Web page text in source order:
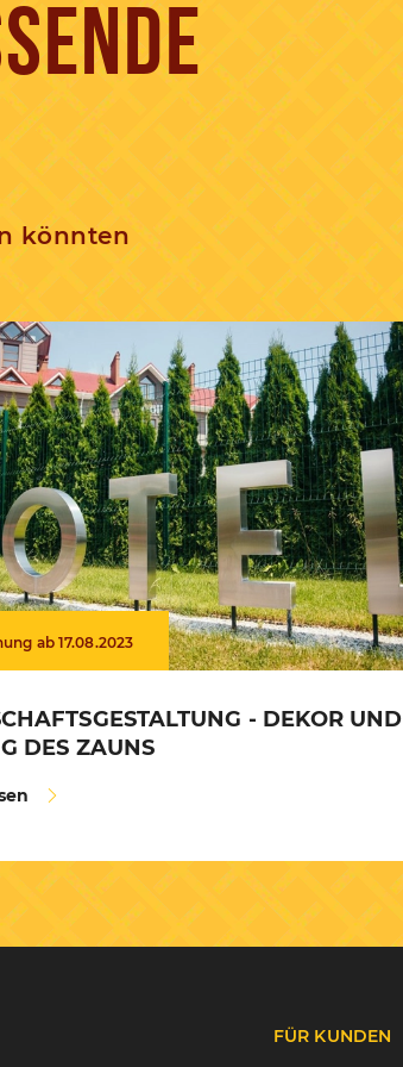
könnten
ab 17.08.2023
- DEKOR UND
DES ZAUNS
FÜR KUNDEN